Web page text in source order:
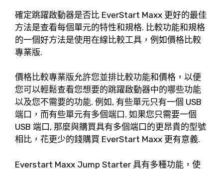
確定跳躍啟動器是否比 EverStart Maxx 更好的最佳
方法是查看每個單元的特性和規格. 比較功能和規格
的一個好方法是使用在線比較工具，例如價格比較
專業版.
價格比較專業版允許您並排比較功能和價格，以便
您可以輕鬆查看您想要的跳躍啟動器中的哪些功能
以及您不需要的功能. 例如, 有些單元只有一個 USB
端口，而有些單元有多個端口. 如果您只需要一個
USB 端口, 那麼與購買具有多個端口的更昂貴的型號
相比，花更少的錢購買 EverStart Maxx 更有意義.
Everstart Maxx Jump Starter 具有多種功能，使